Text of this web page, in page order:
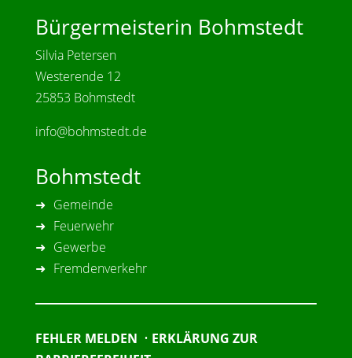
Bürgermeisterin Bohmstedt
Silvia Petersen
Westerende 12
25853 Bohmstedt
info@bohmstedt.de
Bohmstedt
Gemeinde
Feuerwehr
Gewerbe
Fremdenverkehr
FEHLER MELDEN • ERKLÄRUNG ZUR